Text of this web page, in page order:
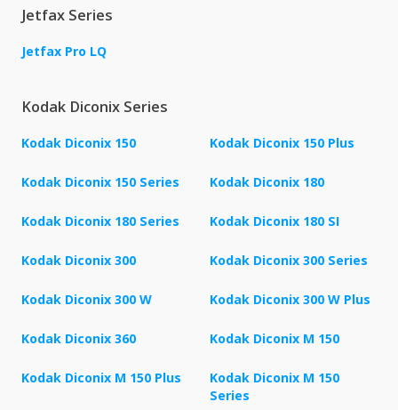
Jetfax Series
Jetfax Pro LQ
Kodak Diconix Series
Kodak Diconix 150 Kodak Diconix 150 Plus
Kodak Diconix 150 Series Kodak Diconix 180
Kodak Diconix 180 Series Kodak Diconix 180 SI
Kodak Diconix 300 Kodak Diconix 300 Series
Kodak Diconix 300 W Kodak Diconix 300 W Plus
Kodak Diconix 360 Kodak Diconix M 150
Kodak Diconix M 150 Plus
Kodak Diconix M 150
Series